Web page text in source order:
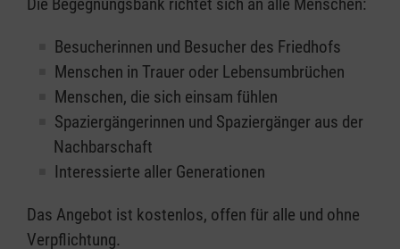
Besucherinnen und Besucher des Friedhofs
Menschen in Trauer oder Lebensumbrüchen
Menschen, die sich einsam fühlen
Spaziergängerinnen und Spaziergänger aus der
Nachbarschaft
Interessierte aller Generationen
Das Angebot ist kostenlos, offen für alle und ohne
Verpflichtung.